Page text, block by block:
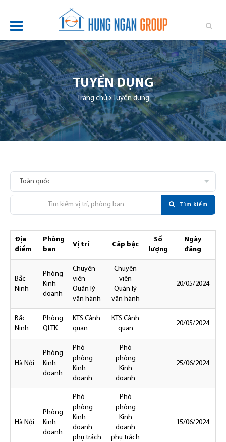
TỔNG QUAN
DỰ ÁN
TIN TỨC
QUAN HỆ ĐẦU TƯ
PHÁT TRIỂN BỀN VỮNG
TUYỂN DỤNG
Trang chủ Tuyển dụng
Tìm kiếm
Địa
điểm
Phòng
ban
Vị trí Cấp bậc
Số
lượng
Ngày
đăng
Bắc
Ninh
Phòng
Kinh
doanh
Chuyên
viên
Quản lý
vận hành
Chuyên
viên
Quản lý
vận hành
20/05/2024
Bắc
Ninh
Phòng
QLTK
KTS Cảnh
quan
KTS Cảnh
quan
20/05/2024
Hà Nội
Phòng
Kinh
doanh
Phó
phòng
Kinh
doanh
Phó
phòng
Kinh
doanh
25/06/2024
Hà Nội
Phòng
Kinh
doanh
Phó
phòng
Kinh
doanh
phụ trách
Phó
phòng
Kinh
doanh
phụ trách
15/06/2024